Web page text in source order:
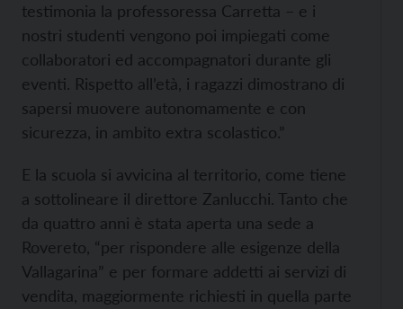
testimonia la professoressa Carretta – e i
nostri studenti vengono poi impiegati come
collaboratori ed accompagnatori durante gli
eventi. Rispetto all’età, i ragazzi dimostrano di
sapersi muovere autonomamente e con
sicurezza, in ambito extra scolastico.”
E la scuola si avvicina al territorio, come tiene
a sottolineare il direttore Zanlucchi. Tanto che
da quattro anni è stata aperta una sede a
Rovereto, “per rispondere alle esigenze della
Vallagarina” e per formare addetti ai servizi di
vendita, maggiormente richiesti in quella parte